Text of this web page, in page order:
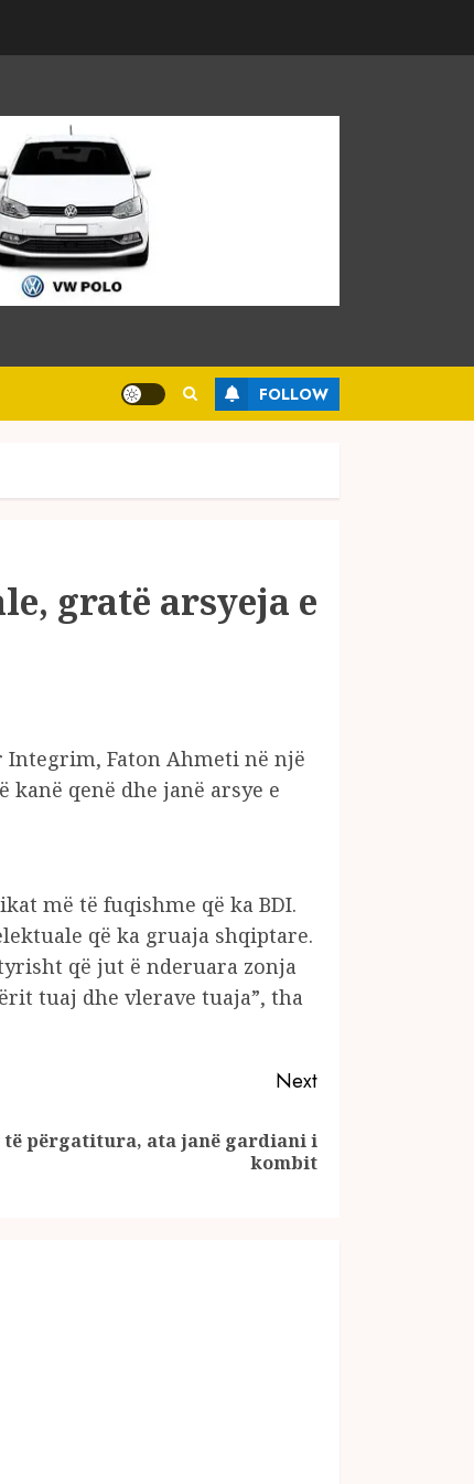
FOLLOW
gratë arsyeja e
Integrim, Faton Ahmeti në një
kanë qenë dhe janë arsye e
më të fuqishme që ka BDI.
që ka gruaja shqiptare.
që jut ë nderuara zonja
tuaj dhe vlerave tuaja”, tha
Next
të përgatitura, ata janë gardiani i
kombit